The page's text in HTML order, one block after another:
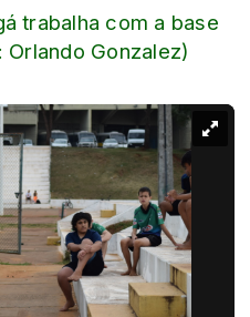
trabalha com a base
Orlando Gonzalez)